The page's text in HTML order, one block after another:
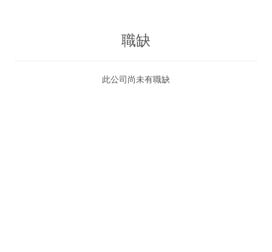
職缺
此公司尚未有職缺